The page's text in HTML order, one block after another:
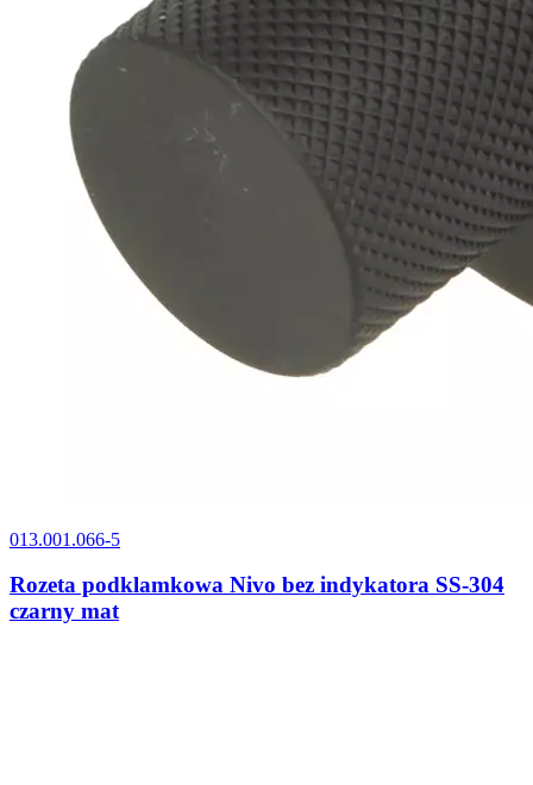
013.001.066-5
Rozeta podklamkowa Nivo bez indykatora SS-304
czarny mat